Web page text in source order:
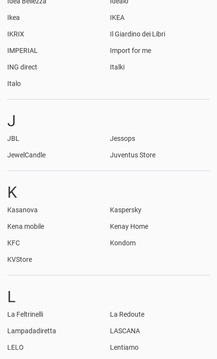
Ikea IKEA
IKRIX Il Giardino dei Libri
IMPERIAL Import for me
ING direct Italki
Italo
J
JBL Jessops
JewelCandle Juventus Store
K
Kasanova Kaspersky
Kena mobile Kenay Home
KFC Kondom
KVStore
L
La Feltrinelli La Redoute
Lampadadiretta LASCANA
LELO Lentiamo